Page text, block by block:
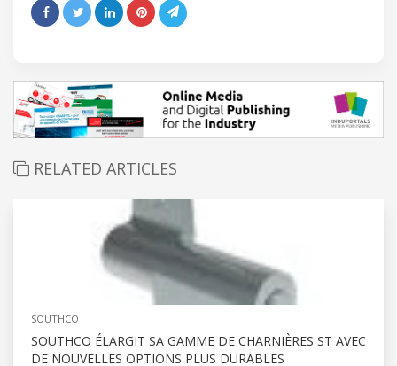
RELATED ARTICLES
SOUTHCO
SOUTHCO ÉLARGIT SA GAMME DE CHARNIÈRES ST AVEC
DE NOUVELLES OPTIONS PLUS DURABLES